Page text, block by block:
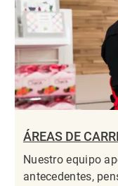
ÁREAS DE
Nuestro equipo
antecedentes,